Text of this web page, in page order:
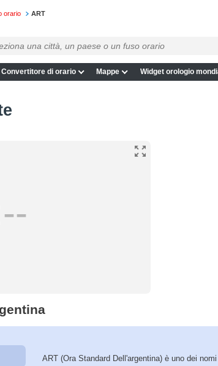
orario ART
Convertitore di orario Mappe Widget orologio
--
ART (Ora Standard Dell'argentina) è uno dei